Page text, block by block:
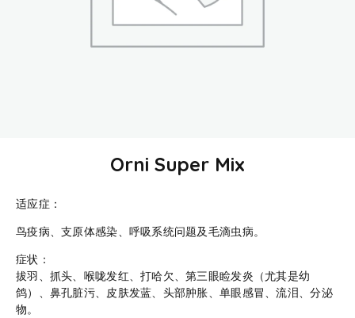
Orni Super Mix
适应症：
鸟疫病、支原体感染、呼吸系统问题及毛滴虫病。
症状：
拔羽、抓头、喉咙发红、打哈欠、第三眼睑发炎（尤其是幼
鸽）、鼻孔脏污、皮肤发蓝、头部肿胀、单眼感冒、流泪、分泌
物。